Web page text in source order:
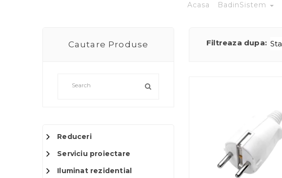
Acasa BadinSistem
Cautare Produse
Reduceri
Serviciu proiectare
Iluminat rezidential
Filtreaza dupa: